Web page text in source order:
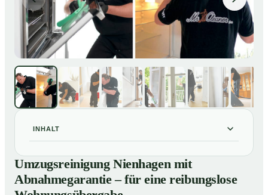
INHALT
Umzugsreinigung Nienhagen mit Abnahmegarantie –
für eine reibungslose Wohnungsübergabe
02 Unsere Leistungen im Überblick
Umzugsreinigung Nienhagen mit
Abnahmegarantie – für eine reibungslose